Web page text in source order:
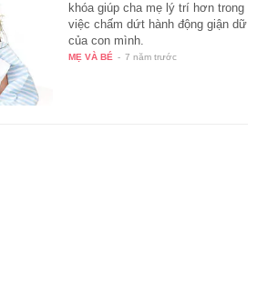
khóa giúp cha mẹ lý trí hơn trong
việc chấm dứt hành động giận dữ
của con mình.
MẸ VÀ BÉ - 7 năm trước